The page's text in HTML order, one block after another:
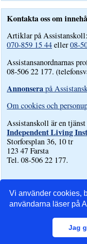
Vi använder cookies,
användarna läser på
Jag
Kontakta oss om
Artiklar på
070-859 15 44eller08-
Assistansanordnarnas
08-506 22 177.
Annonserapå
Om cookies och
Assistanskoll är en
Independent Living
Storforsplan 36, 10 tr
123 47 Farsta
Tel. 08-506 22 177.